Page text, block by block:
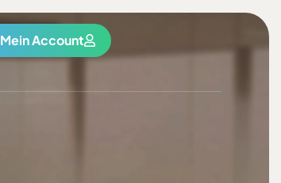
Mein Account